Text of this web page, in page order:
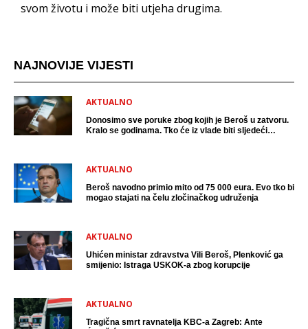
svom životu i može biti utjeha drugima.
NAJNOVIJE VIJESTI
AKTUALNO
Donosimo sve poruke zbog kojih je Beroš u zatvoru.
Kralo se godinama. Tko će iz vlade biti sljedeći
AKTUALNO
Beroš navodno primio mito od 75 000 eura. Evo tko bi
mogao stajati na čelu zločinačkog udruženja
AKTUALNO
Uhićen ministar zdravstva Vili Beroš, Plenković ga
smijenio: Istraga USKOK-a zbog korupcije
AKTUALNO
Tragična smrt ravnatelja KBC-a Zagreb: Ante